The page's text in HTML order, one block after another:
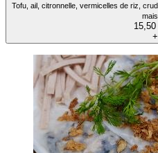
Tofu, ail, citronnelle, vermicelles de riz,
+